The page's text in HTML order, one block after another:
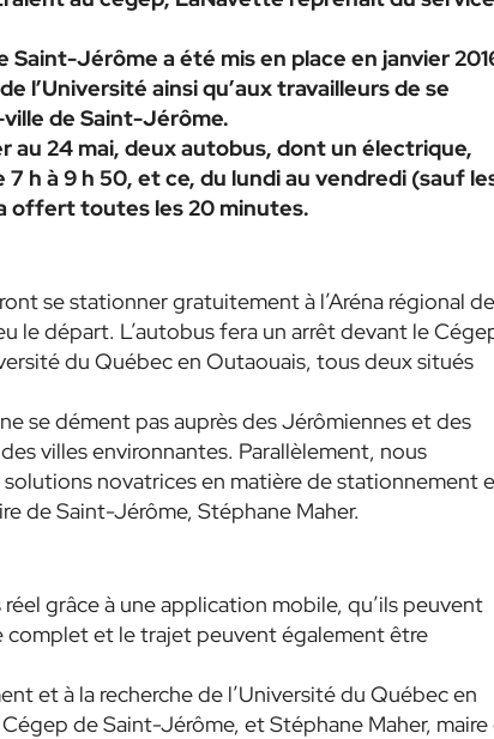
Jérôme a été mis en place en janvier
l’Université ainsi qu’aux travailleurs de se
de Saint-Jérôme.
au 24 mai, deux autobus, dont un électrique,
h à 9 h 50, et ce, du lundi au vendredi (sauf
offert toutes les 20 minutes.
se stationner gratuitement à l’Aréna régional
le départ. L’autobus fera un arrêt devant le
du Québec en Outaouais, tous deux situés
se dément pas auprès des Jérômiennes et des
villes environnantes. Parallèlement, nous
novatrices en matière de stationnement
de Saint-Jérôme, Stéphane Maher.
grâce à une application mobile, qu’ils peuvent
complet et le trajet peuvent également être
et à la recherche de l’Université du Québec en
de Saint-Jérôme, et Stéphane Maher, maire